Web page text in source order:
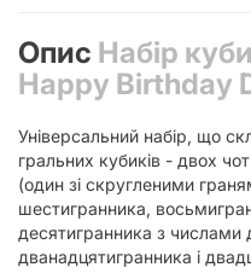
Опис Набір
Happy Birthday
Універсальний набір, що
гральних кубиків - двох
(один зі скругленими
шестигранника,
десятигранника з числами
дванадцятигранника і